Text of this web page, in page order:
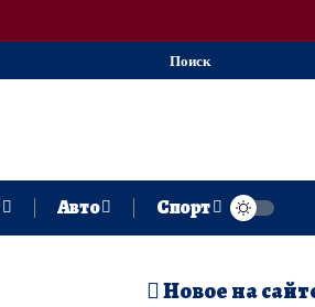
Поиск
Авто Спорт
Новое на